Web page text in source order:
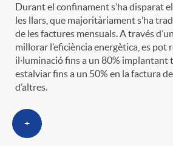
Durant el confinament s’ha disparat
les llars, que majoritàriament s’ha
de les factures mensuals. A través
millorar l’eficiència energètica, es pot
il·luminació fins a un 80% implantant
estalviar fins a un 50% en la factura
d’altres.
+